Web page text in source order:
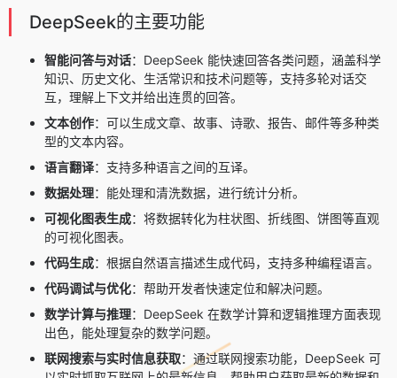
DeepSeek的主要功能
智能问答与对话：DeepSeek 能快速回答各类问题，涵盖科学
知识、历史文化、生活常识和技术问题等，支持多轮对话交
互，理解上下文并给出连贯的回答。
文本创作：可以生成文章、故事、诗歌、报告、邮件等多种类
型的文本内容。
语言翻译：支持多种语言之间的互译。
数据处理：能处理和清洗数据，进行统计分析。
可视化图表生成：将数据转化为柱状图、折线图、饼图等直观
的可视化图表。
代码生成：根据自然语言描述生成代码，支持多种编程语言。
代码调试与优化：帮助开发者快速定位和解决问题。
数学计算与推理：DeepSeek 在数学计算和逻辑推理方面表现
出色，能处理复杂的数学问题。
联网搜索与实时信息获取：通过联网搜索功能，DeepSeek 可